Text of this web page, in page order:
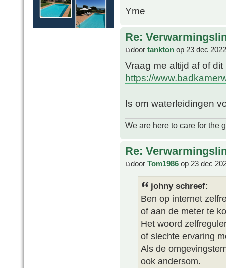
Yme
Re:
door tankton op 23 dec
Vraag me altijd af of
https://
Is om waterleidingen
We are here to care for the
Re:
door Tom1986 op 23 dec
johny schreef:
Ben op internet
of aan de meter te
Het woord
of slechte ervaring
Als de
ook andersom.